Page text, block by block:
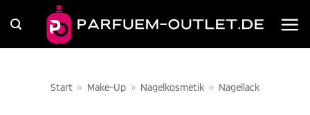
Inhalt
springen
Start » Make-Up » Nagelkosmetik » Nagellack